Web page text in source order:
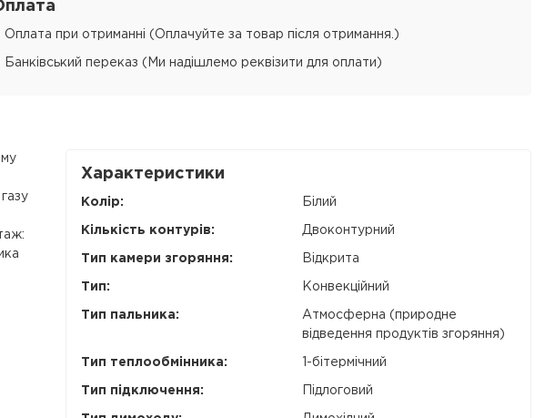
Оплата при отриманні (Оплачуйте за товар після отримання.)
Банківський переказ (Ми надішлемо реквізити для оплати)
Характеристики
Колір: Білий
Кількість контурів: Двоконтурний
Тип камери згоряння: Відкрита
Тип: Конвекційний
Тип пальника:
Атмосферна (природне
відведення продуктів згоряння)
Тип теплообмінника: 1-бітермічний
Тип підключення: Підлоговий